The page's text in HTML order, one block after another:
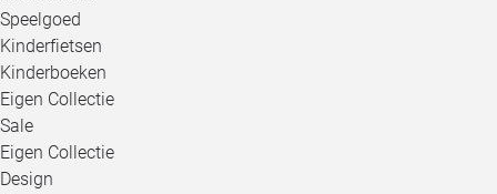
Speelgoed
Kinderfietsen
Kinderboeken
Eigen Collectie
Sale
Eigen Collectie
Design